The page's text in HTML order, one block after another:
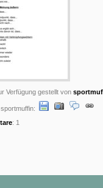
Verfügung gestellt von
: 1